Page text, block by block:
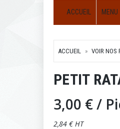
ACCUEIL MENU
ACCUEIL VOIR NOS
PETIT
3,00 €/
2,84 € HT